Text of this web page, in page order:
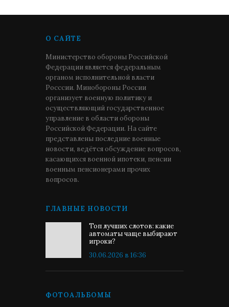
О САЙТЕ
Министерство обороны Российской
Федерации является федеральным
органом исполнительной власти
Росссии. Минобороны России
организует военную политику и
осуществляющий государственное
управление в области обороны
Российской Федерации. На сайте
представлены последние военные
новости, ведётся обсуждение вопросов,
касающихся военной ипотеки, пенсии
военным пенсионерами прочих
вопросов.
ГЛАВНЫЕ НОВОСТИ
Топ лучших слотов: какие
автоматы чаще выбирают
игроки?
30.06.2026 в 16:36
ФОТОАЛЬБОМЫ